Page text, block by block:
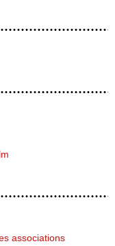
associations